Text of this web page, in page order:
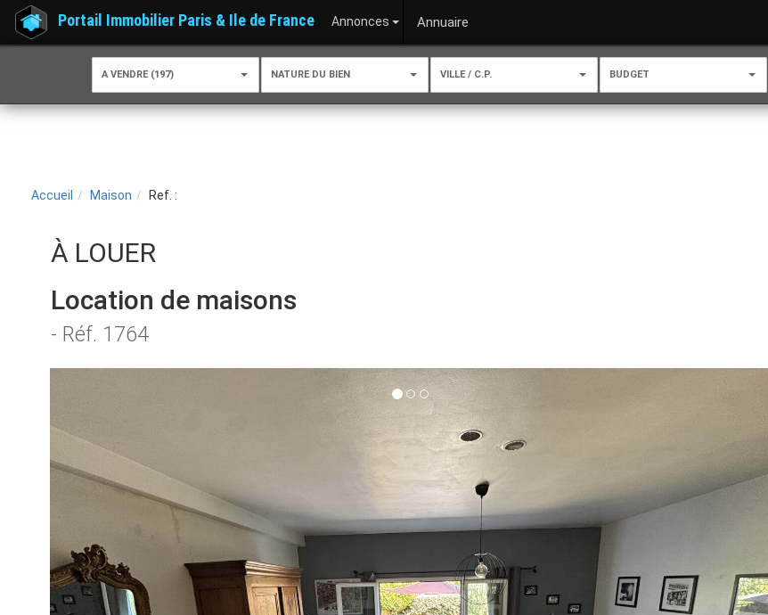
Portail Immobilier Paris & Ile de France Annonces Annuaire
A VENDRE (197) NATURE DU BIEN VILLE / C.P. BUDGET
Accueil Maison Ref. :
À LOUER
Location de maisons
- Réf. 1764